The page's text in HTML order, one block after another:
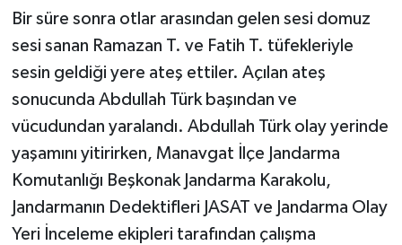
Bir süre sonra otlar arasından gelen sesi domuz
sesi sanan Ramazan T. ve Fatih T. tüfekleriyle
sesin geldiği yere ateş ettiler. Açılan ateş
sonucunda Abdullah Türk başından ve
vücudundan yaralandı. Abdullah Türk olay yerinde
yaşamını yitirirken, Manavgat İlçe Jandarma
Komutanlığı Beşkonak Jandarma Karakolu,
Jandarmanın Dedektifleri JASAT ve Jandarma Olay
Yeri İnceleme ekipleri tarafından çalışma